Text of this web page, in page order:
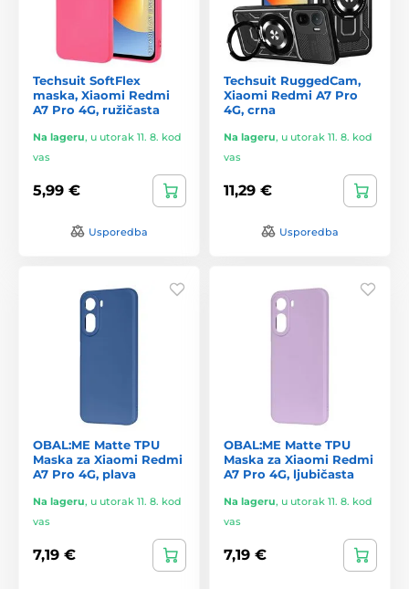
Techsuit SoftFlex
maska, Xiaomi Redmi
A7 Pro 4G, ružičasta
Na lageru, u utorak 11. 8. kod
vas
5,99 €
Usporedba
Techsuit RuggedCam,
Xiaomi Redmi A7 Pro
4G, crna
Na lageru, u utorak 11. 8. kod
vas
11,29 €
Usporedba
OBAL:ME Matte TPU
Maska za Xiaomi Redmi
A7 Pro 4G, plava
Na lageru, u utorak 11. 8. kod
vas
7,19 €
OBAL:ME Matte TPU
Maska za Xiaomi Redmi
A7 Pro 4G, ljubičasta
Na lageru, u utorak 11. 8. kod
vas
7,19 €